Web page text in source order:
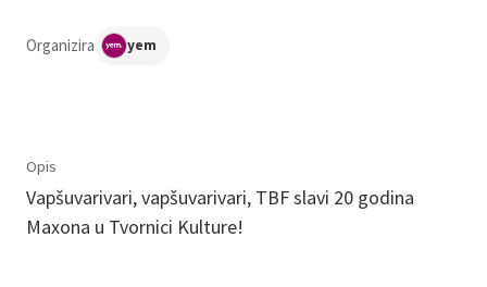
Organizira yem
Opis
Vapšuvarivari, vapšuvarivari, TBF slavi 20 godina
Maxona u Tvornici Kulture!